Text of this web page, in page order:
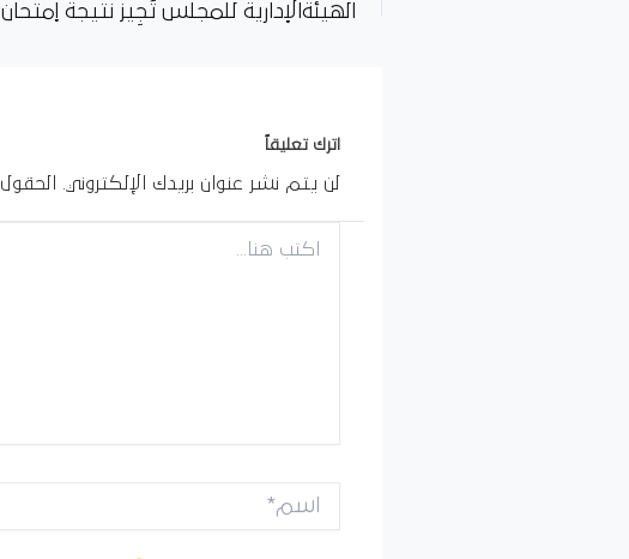
الهيئةالإدارية للمجلس تُجِيز نتيجة إمتحان
اترك تعليقاً
لن يتم نشر عنوان بريدك الإلكتروني.
هنا...
اسم*